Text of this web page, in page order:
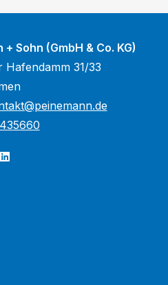
+ Sohn (GmbH & Co. KG)
Hafendamm 31/33